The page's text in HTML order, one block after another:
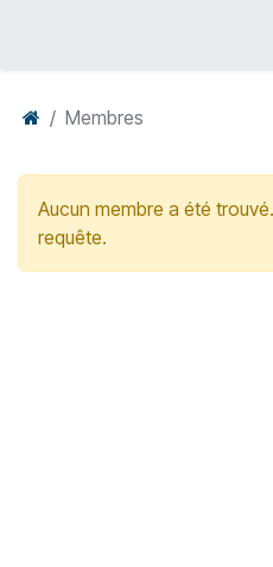
Membres
Aucun membre a été
requête.